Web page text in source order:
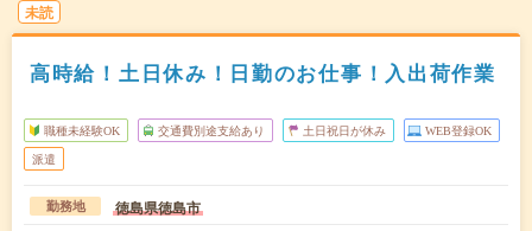
未読
高時給！土日休み！日勤のお仕事！入出荷作業
職種未経験OK 交通費別途支給あり 土日祝日が休み WEB登録OK
派遣
勤務地 徳島県徳島市